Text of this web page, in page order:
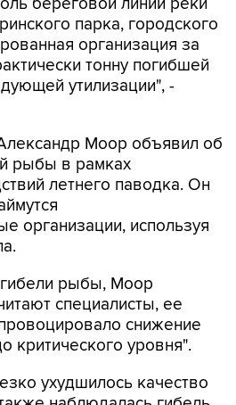
береговой линии реки
парка, городского
организация за
тонну погибшей
утилизации", -
Моор объявил об
рыбы в рамках
летнего паводка. Он
организации, используя
рыбы, Моор
специалисты, ее
снижение
критического уровня".
ухудшилось качество